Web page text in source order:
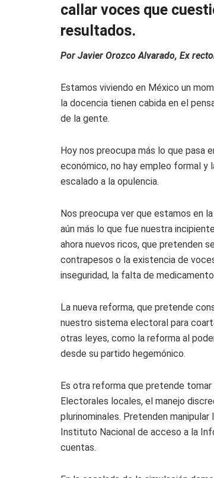
callar voces que
resultados.
Por Javier Orozco Alvarado, Ex
Estamos viviendo en México un
la docencia tienen cabida en el
de la gente.
Hoy nos preocupa más lo que pasa
económico, no hay empleo formal y
escalado a la opulencia.
Nos preocupa ver que estamos en
aún más lo que fue nuestra
ahora nuevos ricos, que pretenden
contrapesos o la existencia de
inseguridad, la falta de
La nueva reforma, que pretende
nuestro sistema electoral para
otras leyes, como la reforma al
desde su partido hegemónico.
Es otra reforma que pretende
Electorales locales, el manejo
plurinominales. Pretenden
Instituto Nacional de acceso a la
cuentas.